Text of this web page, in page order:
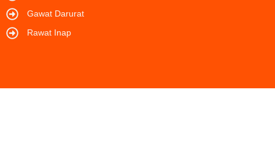
Gawat Darurat
Rawat Inap